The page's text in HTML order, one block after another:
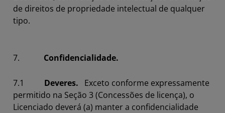
de direitos de propriedade intelectual de qualquer
tipo.
7. Confidencialidade.
7.1 Deveres. Exceto conforme expressamente
permitido na Seção 3 (Concessões de licença), o
Licenciado deverá (a) manter a confidencialidade